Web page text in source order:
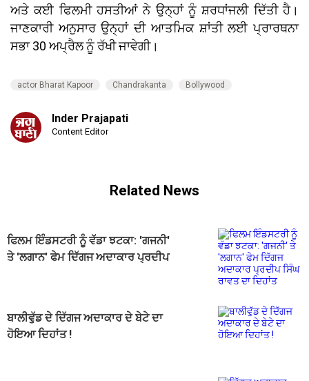
ਅਤੇ ਕਈ ਫਿਲਮੀ ਹਸਤੀਆਂ ਨੇ ਉਨ੍ਹਾਂ ਨੂੰ ਸ਼ਰਧਾਂਜਲੀ ਦਿੱਤੀ ਹੈ।
ਜਾਣਕਾਰੀ ਅਨੁਸਾਰ ਉਨ੍ਹਾਂ ਦੀ ਆਤਮਿਕ ਸ਼ਾਂਤੀ ਲਈ ਪ੍ਰਾਰਥਨਾ
ਸਭਾ 30 ਅਪ੍ਰੈਲ ਨੂੰ ਰੱਖੀ ਜਾਵੇਗੀ।
actor Bharat Kapoor Chandrakanta Bollywood
Inder Prajapati
Content Editor
Related News
ਫਿਲਮ ਇੰਡਸਟਰੀ ਨੂੰ ਵੱਡਾ ਝਟਕਾ: 'ਗਜਨੀ'
ਤੇ 'ਲਗਾਨ' ਫੇਮ ਦਿੱਗਜ ਅਦਾਕਾਰ ਪ੍ਰਦੀਪ
ਬਾਲੀਵੁੱਡ ਦੇ ਦਿੱਗਜ ਅਦਾਕਾਰ ਦੇ ਬੇਟੇ ਦਾ
ਹੋਇਆ ਦਿਹਾਂਤ !